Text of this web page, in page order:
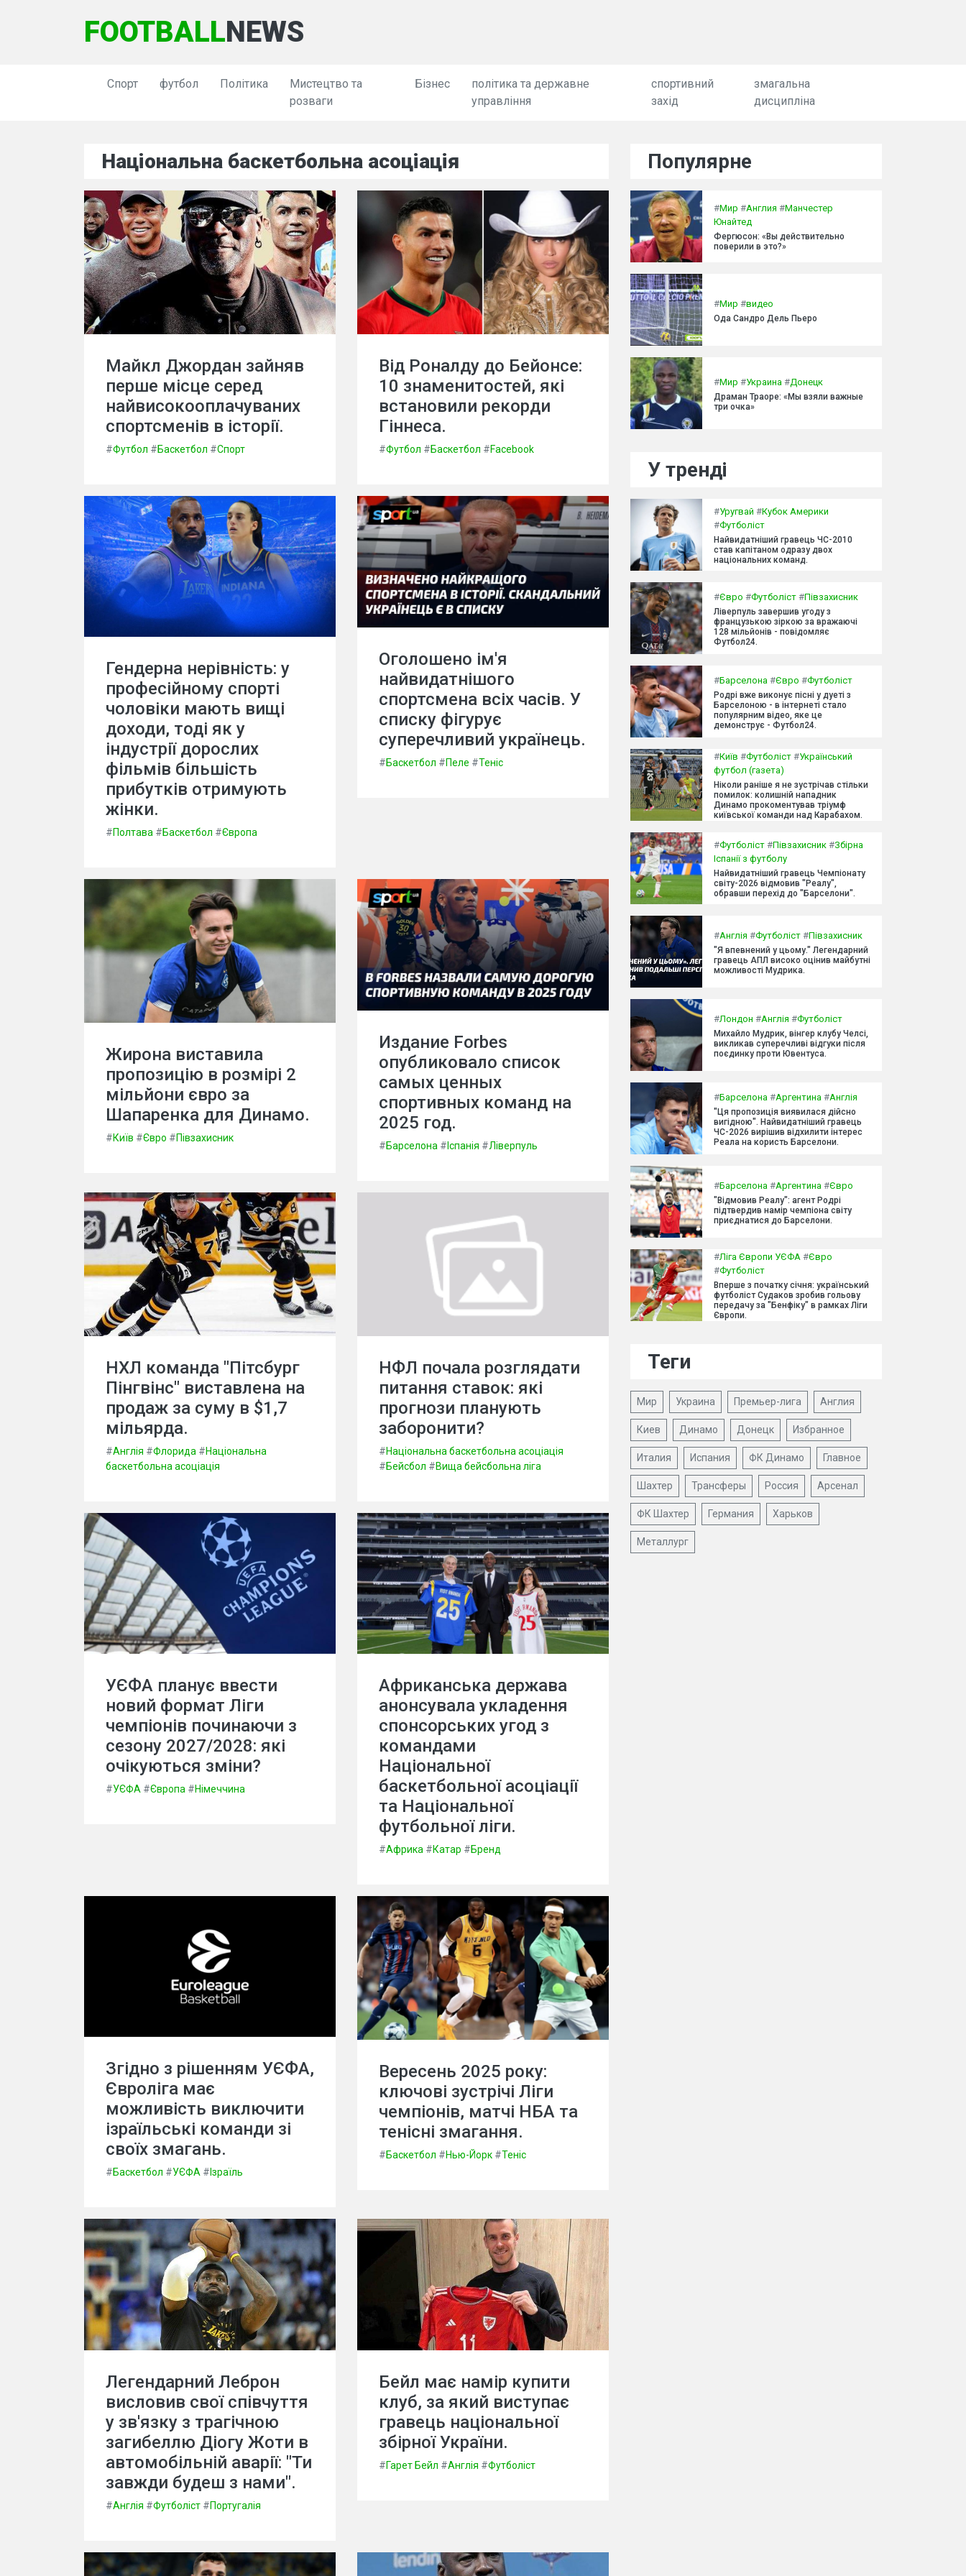
FOOTBALLNEWS
Спорт футбол Політика
Мистецтво та
розваги
Бізнес
політика та державне
управління
спортивний
захід
змагальна
дисципліна
Національна баскетбольна асоціація
Майкл Джордан зайняв
перше місце серед
найвисокооплачуваних
спортсменів в історії.
#Футбол #Баскетбол #Спорт
Від Роналду до Бейонсе:
10 знаменитостей, які
встановили рекорди
Гіннеса.
#Футбол #Баскетбол #Facebook
Гендерна нерівність: у
професійному спорті
чоловіки мають вищі
доходи, тоді як у
індустрії дорослих
фільмів більшість
прибутків отримують
жінки.
#Полтава #Баскетбол #Європа
Оголошено ім'я
найвидатнішого
спортсмена всіх часів. У
списку фігурує
суперечливий українець.
#Баскетбол #Пеле #Теніс
Жирона виставила
пропозицію в розмірі 2
мільйони євро за
Шапаренка для Динамо.
#Київ #Євро #Півзахисник
Издание Forbes
опубликовало список
самых ценных
спортивных команд на
2025 год.
#Барселона #Іспанія #Ліверпуль
НХЛ команда "Пітсбург
Пінгвінс" виставлена на
продаж за суму в $1,7
мільярда.
#Англія #Флорида #Національна
баскетбольна асоціація
НФЛ почала розглядати
питання ставок: які
прогнози планують
заборонити?
#Національна баскетбольна асоціація
#Бейсбол #Вища бейсбольна ліга
УЄФА планує ввести
новий формат Ліги
чемпіонів починаючи з
сезону 2027/2028: які
очікуються зміни?
#УЄФА #Європа #Німеччина
Африканська держава
анонсувала укладення
спонсорських угод з
командами
Національної
баскетбольної асоціації
та Національної
футбольної ліги.
#Африка #Катар #Бренд
Згідно з рішенням УЄФА,
Євроліга має
можливість виключити
ізраїльські команди зі
своїх змагань.
#Баскетбол #УЄФА #Ізраїль
Вересень 2025 року:
ключові зустрічі Ліги
чемпіонів, матчі НБА та
тенісні змагання.
#Баскетбол #Нью-Йорк #Теніс
Легендарний Леброн
висловив свої співчуття
у зв'язку з трагічною
загибеллю Діогу Жоти в
автомобільній аварії: "Ти
завжди будеш з нами".
#Англія #Футболіст #Португалія
Бейл має намір купити
клуб, за який виступає
гравець національної
збірної України.
#Гарет Бейл #Англія #Футболіст
Популярне
#Мир #Англия #Манчестер
Юнайтед
Фергюсон: «Вы действительно
поверили в это?»
#Мир #видео
Ода Сандро Дель Пьеро
#Мир #Украина #Донецк
Драман Траоре: «Мы взяли важные
три очка»
У тренді
#Уругвай #Кубок Америки
#Футболіст
Найвидатніший гравець ЧС-2010
став капітаном одразу двох
національних команд.
#Євро #Футболіст #Півзахисник
Ліверпуль завершив угоду з
французькою зіркою за вражаючі
128 мільйонів - повідомляє
Футбол24.
#Барселона #Євро #Футболіст
Родрі вже виконує пісні у дуеті з
Барселоною - в інтернеті стало
популярним відео, яке це
демонструє - Футбол24.
#Київ #Футболіст #Український
футбол (газета)
Ніколи раніше я не зустрічав стільки
помилок: колишній нападник
Динамо прокоментував тріумф
київської команди над Карабахом.
#Футболіст #Півзахисник #Збірна
Іспанії з футболу
Найвидатніший гравець Чемпіонату
світу-2026 відмовив "Реалу",
обравши перехід до "Барселони".
#Англія #Футболіст #Півзахисник
"Я впевнений у цьому." Легендарний
гравець АПЛ високо оцінив майбутні
можливості Мудрика.
#Лондон #Англія #Футболіст
Михайло Мудрик, вінгер клубу Челсі,
викликав суперечливі відгуки після
поєдинку проти Ювентуса.
#Барселона #Аргентина #Англія
"Ця пропозиція виявилася дійсно
вигідною". Найвидатніший гравець
ЧС-2026 вирішив відхилити інтерес
Реала на користь Барселони.
#Барселона #Аргентина #Євро
"Відмовив Реалу": агент Родрі
підтвердив намір чемпіона світу
приєднатися до Барселони.
#Ліга Європи УЄФА #Євро
#Футболіст
Вперше з початку січня: український
футболіст Судаков зробив гольову
передачу за "Бенфіку" в рамках Ліги
Європи.
Теги
Мир Украина Премьер-лига Англия
Киев Динамо Донецк Избранное
Италия Испания ФК Динамо Главное
Шахтер Трансферы Россия Арсенал
ФК Шахтер Германия Харьков
Металлург